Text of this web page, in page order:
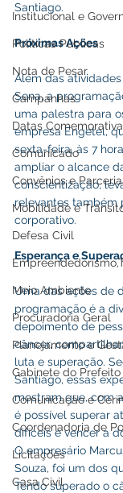
Institucional e
Políticas Públicas
Nota de Pesar
Campanhas
Datas
Comunicado
Convênios e
Mobilidade e
Defesa Civil
Meio Ambiente
Procuradoria Geral
Planejamento e
Gabinete do Prefeito
Comunicação e
Coordenadoria de
Licitações
Casa Civil
Santiago.
Próximas Ações
Além das
Sena, a
uma palestra para
empresa Engetel,
sexta-feira, às 7
ampliar o alcance
conscientização,
relevantes também
corporativo.
Esperança e
Uma das ações de
programação é a
depoimento de
câncer,
luta e superação.
Santiago, essas
mostram que, com
é possível superar
difíceis e vencer a
O empresário
Souza, foi um dos
Tendo superado o